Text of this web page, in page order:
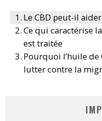
Le CBD peut-il
Ce qui caractérise
est traitée
Pourquoi l’huile
lutter contre la